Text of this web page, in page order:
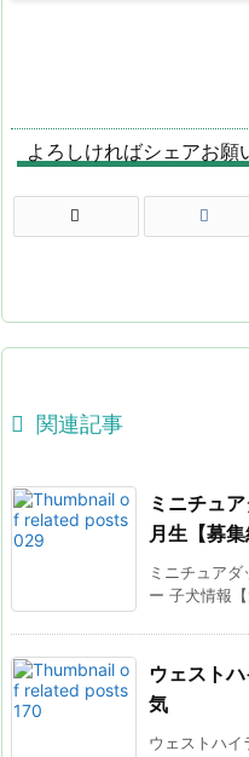
よろしければシェアお願
 関連記事
ミニチュ
月生【募集
ミニチュア
ー 子犬情報
ウェスト
気
ウェストハイ